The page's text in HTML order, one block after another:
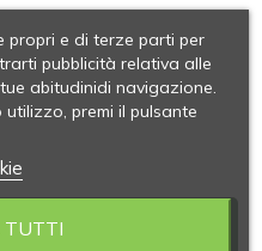
SIMILI
propri e di terze parti per
pubblicità relativa alle
abitudinidi navigazione.
premi il pulsante
TUTTI